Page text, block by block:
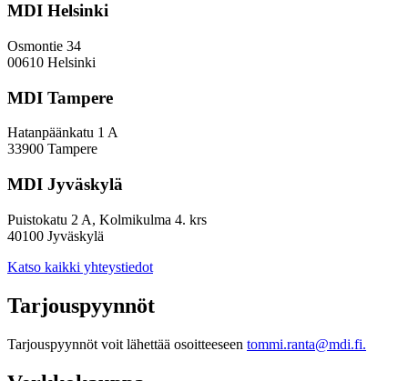
MDI Helsinki
Osmontie 34
00610 Helsinki
MDI Tampere
Hatanpäänkatu 1 A
33900 Tampere
MDI Jyväskylä
Puistokatu 2 A, Kolmikulma 4. krs
40100 Jyväskylä
Katso kaikki yhteystiedot
Tarjouspyynnöt
Tarjouspyynnöt voit lähettää osoitteeseen tommi.ranta@mdi.fi.